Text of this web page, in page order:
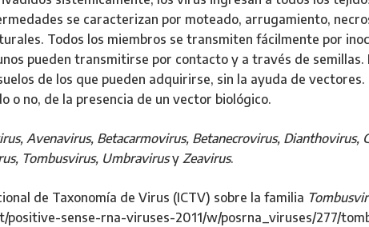
se caracterizan por moteado, arrugamiento,
Todos los miembros se transmiten fácilmente por
pueden transmitirse por contacto y a través de semillas.
de los que pueden adquirirse, sin la ayuda de
o no, de la presencia de un vector biológico.
Avenavirus, Betacarmovirus, Betanecrovirus, Dianthovirus,
Tombusvirus, Umbravirusy Zeavirus.
de Taxonomía de Virus (ICTV) sobre la familia
positive-sense-rna-viruses-2011/w/posrna_viruses/277/